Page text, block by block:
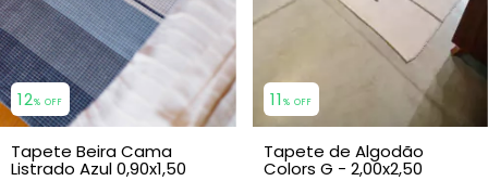
12% OFF
Tapete Beira Cama
Listrado Azul 0,90x1,50
11 % OFF
Tapete de Algodão
Colors G - 2,00x2,50